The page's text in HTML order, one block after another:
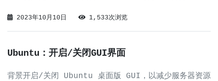
法，包括公钥、密钥对、密码等，这些方法可以提高安全
性。安全性：SSH 提供更强的安全性，可以防止中间人攻
击和监听。SSH连接确认软件安装
2023年10月10日 1,533次浏览
Ubuntu：开启/关闭GUI界面
背景开启/关闭 Ubuntu 桌面版 GUI，以减少服务器资源